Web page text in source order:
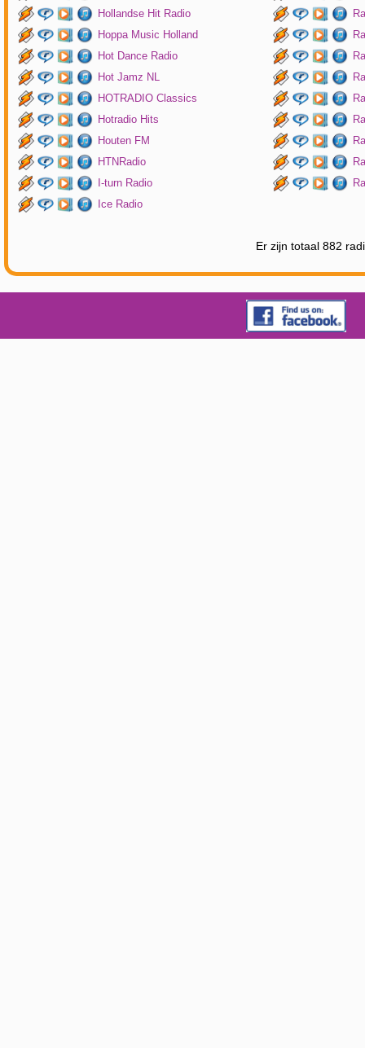
Hollandse Hit Radio
Hoppa Music Holland
Hot Dance Radio
Hot Jamz NL
HOTRADIO Classics
Hotradio Hits
Houten FM
HTNRadio
I-turn Radio
Ice Radio
Er zijn totaal 882